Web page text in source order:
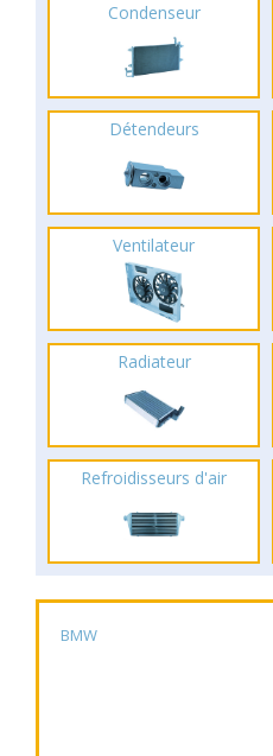
Condenseur
Détendeurs
Ventilateur
Radiateur
Refroidisseurs d'air
BMW